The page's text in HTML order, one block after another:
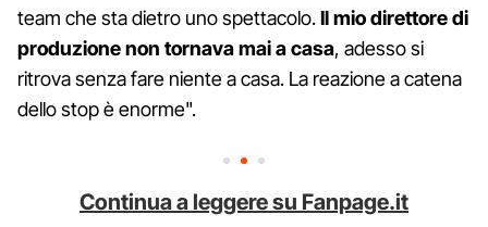
team che sta dietro uno spettacolo.Il mio direttore di
produzione non tornava mai a casa, adesso si
ritrova senza fare niente a casa. La reazione a catena
dello stop è enorme".
Continua a leggere su Fanpage.it